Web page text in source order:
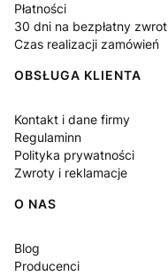
Płatności
30 dni na bezpłatny zwrot
Czas realizacji zamówień
OBSŁUGA KLIENTA
Kontakt i dane firmy
Regulaminn
Polityka prywatności
Zwroty i reklamacje
O NAS
Blog
Producenci